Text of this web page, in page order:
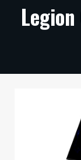
ARTIKKELIT
TECHBBS
Legion